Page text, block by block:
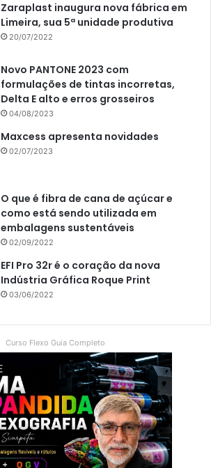
Zaraplast inaugura nova fábrica em
Limeira, sua 5ª unidade produtiva
20/07/2022
Novo PANTONE 2023 com
formulações de tintas incorretas,
Delta E alto e erros grosseiros
04/08/2023
Maxcess apresenta novidades
02/07/2023
O que é fibra de cana de açúcar e
como está sendo utilizada em
embalagens sustentáveis
02/09/2022
EFI Pro 32r é o coração da nova
Indústria Gráfica Roque Print
03/06/2022
Curso Flexo Guia Completo